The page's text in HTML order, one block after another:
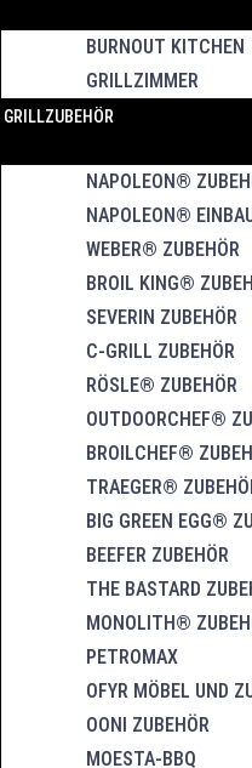
BURNOUT KITCHEN
GRILLZIMMER
GRILLZUBEHÖR
NAPOLEON®
NAPOLEON®
WEBER® ZUBEHÖR
BROIL KING®
SEVERIN ZUBEHÖR
C-GRILL ZUBEHÖR
RÖSLE® ZUBEHÖR
OUTDOORCHEF®
BROILCHEF®
TRAEGER®
BIG GREEN EGG®
BEEFER ZUBEHÖR
THE BASTARD
MONOLITH®
PETROMAX
OFYR MÖBEL UND
OONI ZUBEHÖR
MOESTA-BBQ